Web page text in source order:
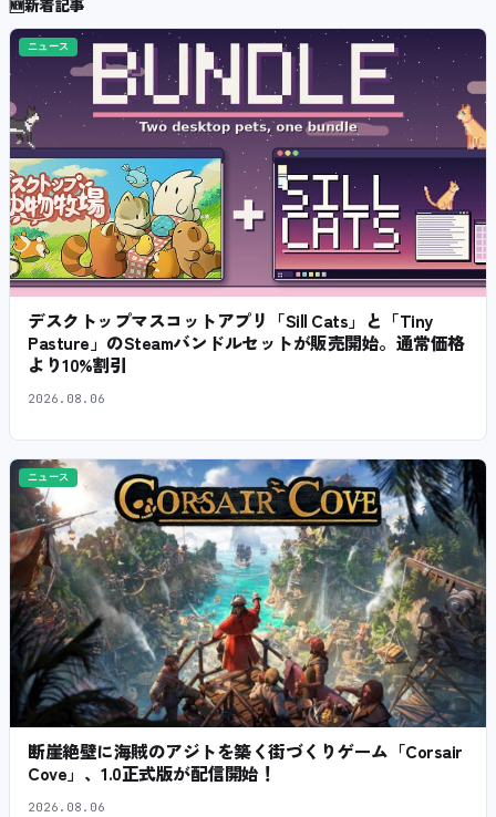
🆕新着記事
ニュース
デスクトップマスコットアプリ「Sill Cats」と「Tiny
Pasture」のSteamバンドルセットが販売開始。通常価格
より10%割引
2026.08.06
ニュース
断崖絶壁に海賊のアジトを築く街づくりゲーム「Corsair
Cove」、1.0正式版が配信開始！
2026.08.06